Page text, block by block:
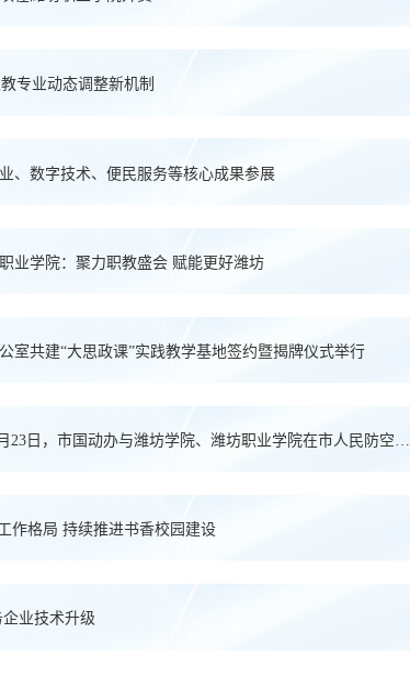
专业动态调整新机制
、数字技术、便民服务等核心成果参展
业学院：聚力职教盛会 赋能更好潍坊
室共建“大思政课”实践教学基地签约暨揭牌仪式举行
23日，市国动办与潍坊学院、潍坊职业学院在市人民防空宣
作格局 持续推进书香校园建设
业技术升级